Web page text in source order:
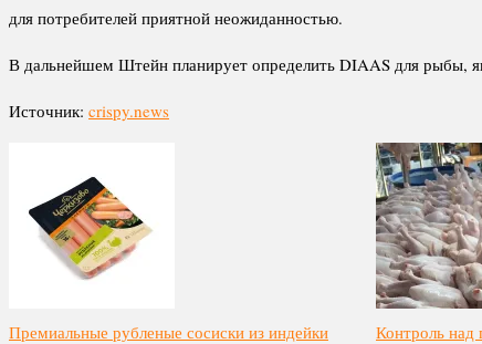
для потребителей приятной неожиданностью.
В дальнейшем Штейн планирует определить DIAAS для рыбы,
Источник: crispy.news
Премиальные рубленые сосиски из индейки
Контроль над